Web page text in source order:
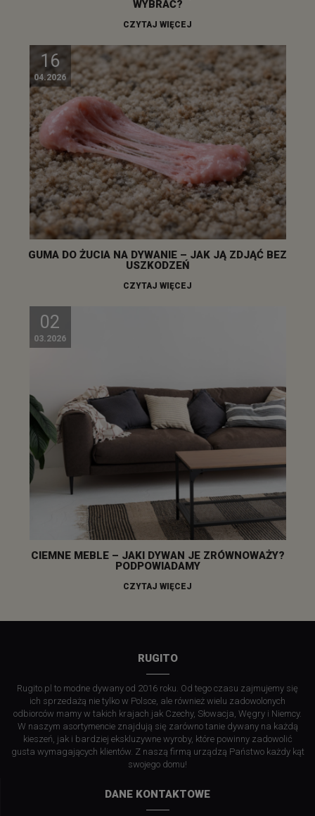
WYBRAĆ?
CZYTAJ WIĘCEJ
16
04.2026
GUMA DO ŻUCIA NA DYWANIE – JAK JĄ ZDJĄĆ BEZ
USZKODZEŃ
CZYTAJ WIĘCEJ
02
03.2026
CIEMNE MEBLE – JAKI DYWAN JE ZRÓWNOWAŻY?
PODPOWIADAMY
CZYTAJ WIĘCEJ
RUGITO
Rugito.pl to modne dywany od 2016 roku. Od tego czasu zajmujemy się
ich sprzedażą nie tylko w Polsce, ale również wielu zadowolonych
odbiorców mamy w takich krajach jak Czechy, Słowacja, Węgry i Niemcy.
W naszym asortymencie znajdują się zarówno tanie dywany na każdą
kieszeń, jak i bardziej ekskluzywne wyroby, które powinny zadowolić
gusta wymagających klientów. Z naszą firmą urządzą Państwo każdy kąt
swojego domu!
DANE KONTAKTOWE